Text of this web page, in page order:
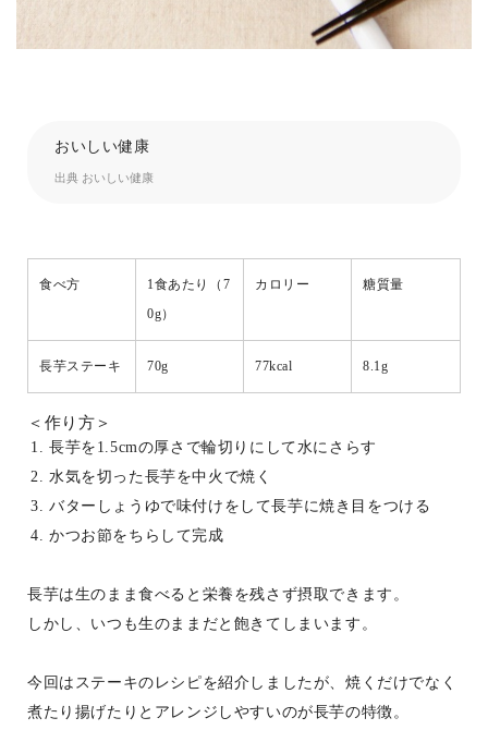
おいしい健康
出典 おいしい健康
食べ方
1食あたり（7
0g）
カロリー 糖質量
長芋ステーキ 70g 77kcal 8.1g
＜作り方＞
長芋を1.5cmの厚さで輪切りにして水にさらす
水気を切った長芋を中火で焼く
バターしょうゆで味付けをして長芋に焼き目をつける
かつお節をちらして完成
長芋は生のまま食べると栄養を残さず摂取できます。
しかし、いつも生のままだと飽きてしまいます。
今回はステーキのレシピを紹介しましたが、焼くだけでなく
煮たり揚げたりとアレンジしやすいのが長芋の特徴。